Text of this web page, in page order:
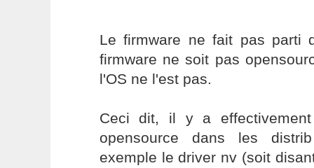
Le firmware ne fait pas parti
firmware ne soit pas
l'OS ne l'est pas.
Ceci dit, il y a
opensource dans les
exemple le driver nv (soit